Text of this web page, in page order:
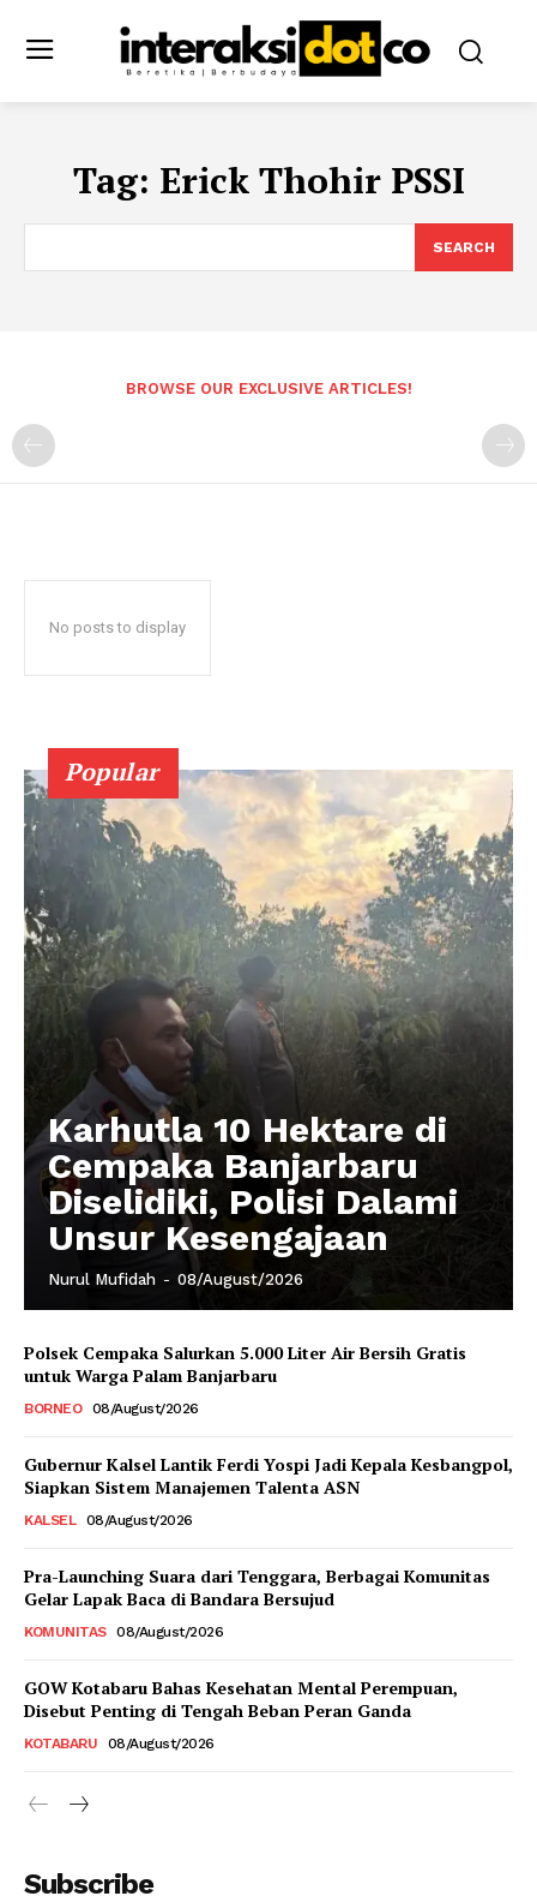
Tag: Erick Thohir PSSI
SEARCH
BROWSE OUR EXCLUSIVE ARTICLES!
No posts to display
Popular
Karhutla 10 Hektare di
Cempaka Banjarbaru
Diselidiki, Polisi Dalami
Unsur Kesengajaan
Nurul Mufidah - 08/August/2026
Polsek Cempaka Salurkan 5.000 Liter Air Bersih Gratis
untuk Warga Palam Banjarbaru
BORNEO 08/August/2026
Gubernur Kalsel Lantik Ferdi Yospi Jadi Kepala Kesbangpol,
Siapkan Sistem Manajemen Talenta ASN
KALSEL 08/August/2026
Pra-Launching Suara dari Tenggara, Berbagai Komunitas
Gelar Lapak Baca di Bandara Bersujud
KOMUNITAS 08/August/2026
GOW Kotabaru Bahas Kesehatan Mental Perempuan,
Disebut Penting di Tengah Beban Peran Ganda
KOTABARU 08/August/2026
Subscribe